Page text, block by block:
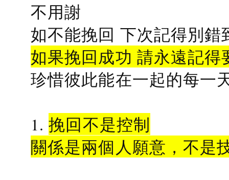
不用謝
如不能挽回 下次記得別錯
如果挽回成功 請永遠記得
珍惜彼此能在一起的每一
1.挽回不是控制
關係是兩個人願意，不是